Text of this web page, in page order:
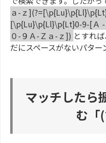
ａ-ｚ
[\p{Lu}\p{Ll}\p{Lt}0-9-[Ａ
０-９Ａ-Ｚａ-ｚ]) とすれ
だにスペースがないパター
マッチしたら
む「